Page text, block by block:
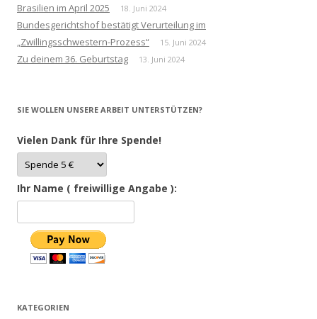
Brasilien im April 2025
18. Juni 2024
Bundesgerichtshof bestätigt Verurteilung im
„Zwillingsschwestern-Prozess“
15. Juni 2024
Zu deinem 36. Geburtstag 13. Juni 2024
SIE WOLLEN UNSERE ARBEIT UNTERSTÜTZEN?
Vielen Dank für Ihre Spende!
Ihr Name ( freiwillige Angabe ):
KATEGORIEN